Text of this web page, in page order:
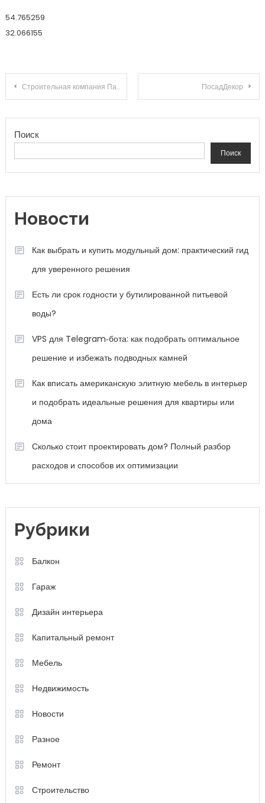
54.765259
32.066155
Навигация по записям
Строительная компания Панорама ПосадДекор
Поиск
Поиск
Новости
Как выбрать и купить модульный дом: практический гид
для уверенного решения
Есть ли срок годности у бутилированной питьевой
воды?
VPS для Telegram‑бота: как подобрать оптимальное
решение и избежать подводных камней
Как вписать американскую элитную мебель в интерьер
и подобрать идеальные решения для квартиры или
дома
Сколько стоит проектировать дом? Полный разбор
расходов и способов их оптимизации
Рубрики
Балкон
Гараж
Дизайн интерьера
Капитальный ремонт
Мебель
Недвижимость
Новости
Разное
Ремонт
Строительство